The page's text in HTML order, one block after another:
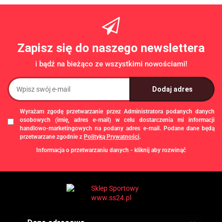
Zapisz się do naszego newslettera
i bądź na bieżąco ze wszystkimi nowościami!
Wyrażam zgodę przetwarzanie przez Administratora podanych danych
osobowych (imię, adres e-mail) w celu dostarczenia mi informacji
handlowo-marketingowych na podany adres e-mail. Podane dane będą
przetwarzane zgodnie z Polityką Prywatności.
Informacja o przetwarzaniu danych - kliknij aby rozwinąć
prowadzący działalność gospodarczą pod firmą: TROPS Damian Skiba-
dobrowolne, ale konieczne w celu dostępu do newslettera, mogą być w każdej
dostępny na końcu każdej z wiadomości e-mail